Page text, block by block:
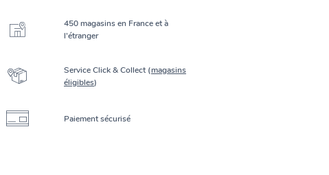
450 magasins en France et à
l’étranger
Service Click & Collect (magasins
éligibles)
Paiement sécurisé